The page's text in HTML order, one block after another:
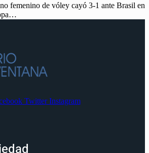
femenino de vóley cayó 3-1 ante Brasil en
Twitter Instagram